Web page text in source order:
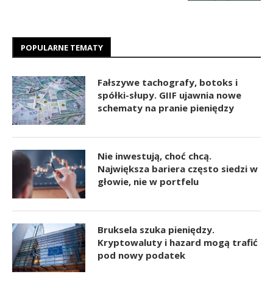
POPULARNE TEMATY
Fałszywe tachografy, botoks i
spółki-słupy. GIIF ujawnia nowe
schematy na pranie pieniędzy
Nie inwestują, choć chcą.
Największa bariera często siedzi w
głowie, nie w portfelu
Bruksela szuka pieniędzy.
Kryptowaluty i hazard mogą trafić
pod nowy podatek